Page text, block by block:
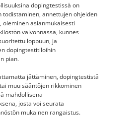
dopingtestissä on
todistaminen, annettujen ohjeiden
oleminen asianmukaisesti
valvonnassa, kunnes
loppuun, ja
dopingtestitiloihin
pian.
jättäminen, dopingtestistä
muu sääntöjen rikkominen
mahdollisena
josta voi seurata
mukainen rangaistus.